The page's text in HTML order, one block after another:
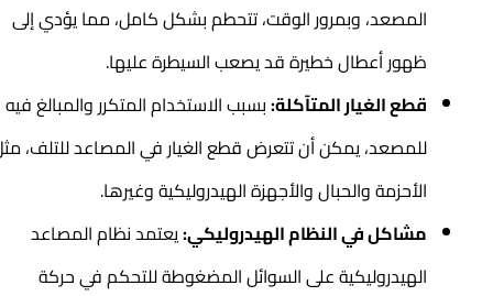
المصعد، وبمرور الوقت، تتحطم بشكل كامل، مما يؤدي إلى
ظهور أعطال خطيرة قد يصعب السيطرة عليها.
قطع الغيار المتآكلة:بسبب الاستخدام المتكرر والمبالغ فيه
للمصعد، يمكن أن تتعرض قطع الغيار في المصاعد للتلف، مثل
الأحزمة والحبال والأجهزة الهيدروليكية وغيرها.
مشاكل في النظام الهيدروليكي:يعتمد نظام المصاعد
الهيدروليكية على السوائل المضغوطة للتحكم في حركة